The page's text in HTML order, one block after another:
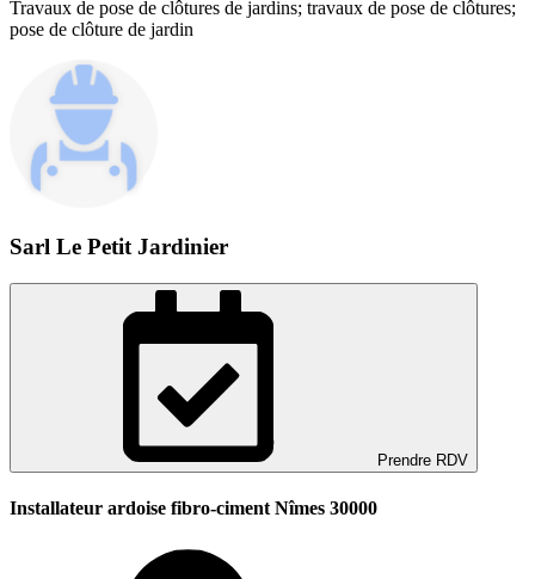
Travaux de pose de clôtures de jardins; travaux de pose de clôtures;
pose de clôture de jardin
Sarl Le Petit Jardinier
Prendre RDV
Installateur ardoise fibro-ciment Nîmes 30000